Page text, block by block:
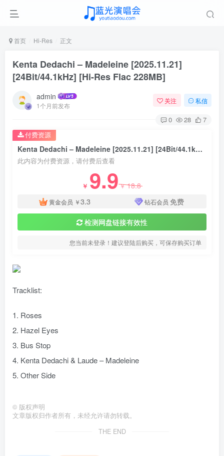
首页 Hi-Res 正文
Kenta Dedachi – Madeleine [2025.11.21]
[24Bit/44.1kHz] [Hi-Res Flac 228MB]
admin
1个月前发布
关注 私信
0 28 7
Kenta Dedachi – Madeleine [2025.11.21] [24Bit/44.1kHz] [Hi-Res Flac 228MB]
此内容为付费资源，请付费后查看
￥ 9.9￥18.8
黄金会员 ￥3.3 钻石会员 免费
检测网盘链接有效性
您当前未登录！建议登陆后购买，可保存购买订单
付费资源
Tracklist:
1. Roses
2. Hazel Eyes
3. Bus Stop
4. Kenta Dedachi & Laude – Madeleine
5. Other Side
© 版权声明
文章版权归作者所有，未经允许请勿转载。
THE END